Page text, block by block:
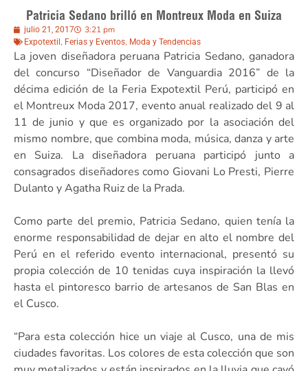
Patricia Sedano brilló en Montreux Moda en Suiza
julio 21, 2017 3:21 pm
Expotextil, Ferias y Eventos, Moda y Tendencias
La joven diseñadora peruana Patricia Sedano, ganadora
del concurso “Diseñador de Vanguardia 2016” de la
décima edición de la Feria Expotextil Perú, participó en
el Montreux Moda 2017, evento anual realizado del 9 al
11 de junio y que es organizado por la asociación del
mismo nombre, que combina moda, música, danza y arte
en Suiza. La diseñadora peruana participó junto a
consagrados diseñadores como Giovani Lo Presti, Pierre
Dulanto y Agatha Ruiz de la Prada.
Como parte del premio, Patricia Sedano, quien tenía la
enorme responsabilidad de dejar en alto el nombre del
Perú en el referido evento internacional, presentó su
propia colección de 10 tenidas cuya inspiración la llevó
hasta el pintoresco barrio de artesanos de San Blas en
el Cusco.
“Para esta colección hice un viaje al Cusco, una de mis
ciudades favoritas. Los colores de esta colección que son